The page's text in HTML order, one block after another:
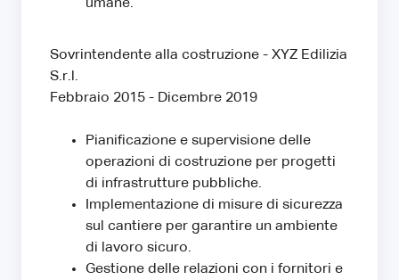
umane.
Sovrintendente alla costruzione - XYZ Edilizia
S.r.l.
Febbraio 2015 - Dicembre 2019
Pianificazione e supervisione delle
operazioni di costruzione per progetti
di infrastrutture pubbliche.
Implementazione di misure di sicurezza
sul cantiere per garantire un ambiente
di lavoro sicuro.
Gestione delle relazioni con i fornitori e